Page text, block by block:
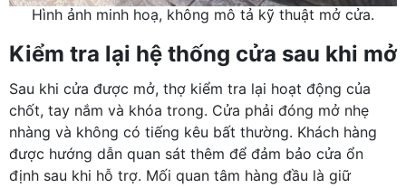
Hình ảnh minh hoạ, không mô tả kỹ thuật mở cửa.
Kiểm tra lại hệ thống cửa sau khi mở
Sau khi cửa được mở, thợ kiểm tra lại hoạt động của
chốt, tay nắm và khóa trong. Cửa phải đóng mở nhẹ
nhàng và không có tiếng kêu bất thường. Khách hàng
được hướng dẫn quan sát thêm để đảm bảo cửa ổn
định sau khi hỗ trợ. Mối quan tâm hàng đầu là giữ